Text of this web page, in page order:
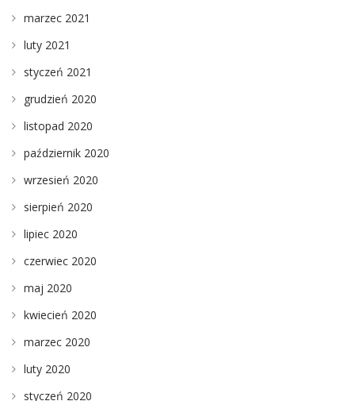
marzec 2021
luty 2021
styczeń 2021
grudzień 2020
listopad 2020
październik 2020
wrzesień 2020
sierpień 2020
lipiec 2020
czerwiec 2020
maj 2020
kwiecień 2020
marzec 2020
luty 2020
styczeń 2020